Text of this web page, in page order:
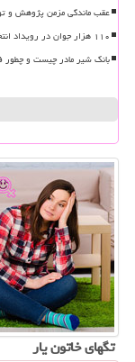
عقب ماندگی مزمن پژوهش و
۱۱۰ هزار جوان در رویداد انتخاب جوان سال نام نویسی کردند
بانک شیر مادر چیست و چطور
تگهای خاتون یار